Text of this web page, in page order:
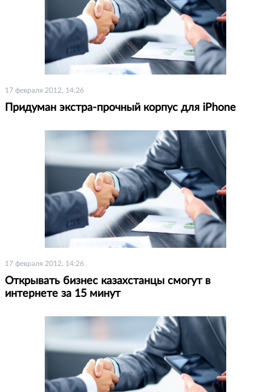
17 февраля 2012, 14:26
Придуман экстра-прочный корпус для iPhone
17 февраля 2012, 14:26
Открывать бизнес казахстанцы смогут в
интернете за 15 минут